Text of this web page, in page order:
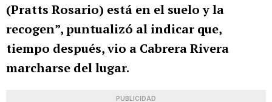
(Pratts Rosario) está en el suelo y la
recogen”, puntualizó al indicar que,
tiempo después, vio a Cabrera Rivera
marcharse del lugar.
PUBLICIDAD